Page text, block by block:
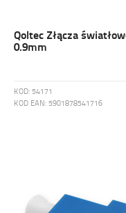
Qoltec Złącza
0.9mm
KOD: 54171
KOD EAN: 5901878541716